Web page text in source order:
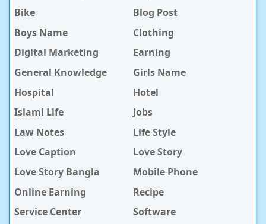
Bike
Blog Post
Boys Name
Clothing
Digital Marketing
Earning
General Knowledge
Girls Name
Hospital
Hotel
Islami Life
Jobs
Law Notes
Life Style
Love Caption
Love Story
Love Story Bangla
Mobile Phone
Online Earning
Recipe
Service Center
Software